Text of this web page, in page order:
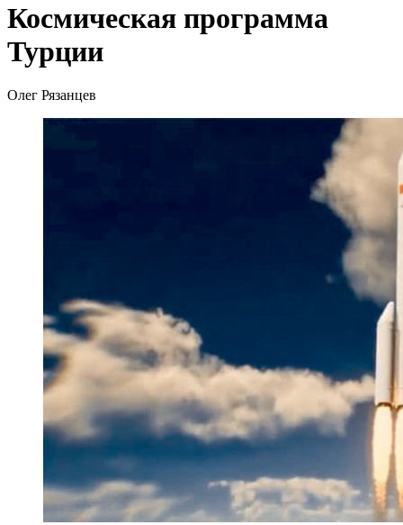
Космическая программа
Турции
Олег Рязанцев